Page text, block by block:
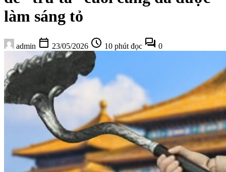
làm sáng tỏ
admin calendar_today 23/05/2026 schedule 10 phút đọc forum 0